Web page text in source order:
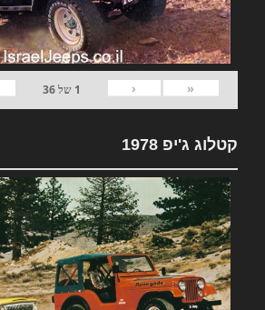
«
‹
1 של36
קטלוג ג'יפ 1978